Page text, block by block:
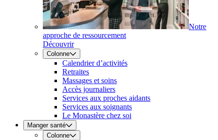
Notre
approche de ressourcement
Découvrir
Colonne
Calendrier d’activités
Retraites
Massages et soins
Accès journaliers
Services aux proches aidants
Services aux soignants
Le Monastère chez soi
Manger santé
Colonne